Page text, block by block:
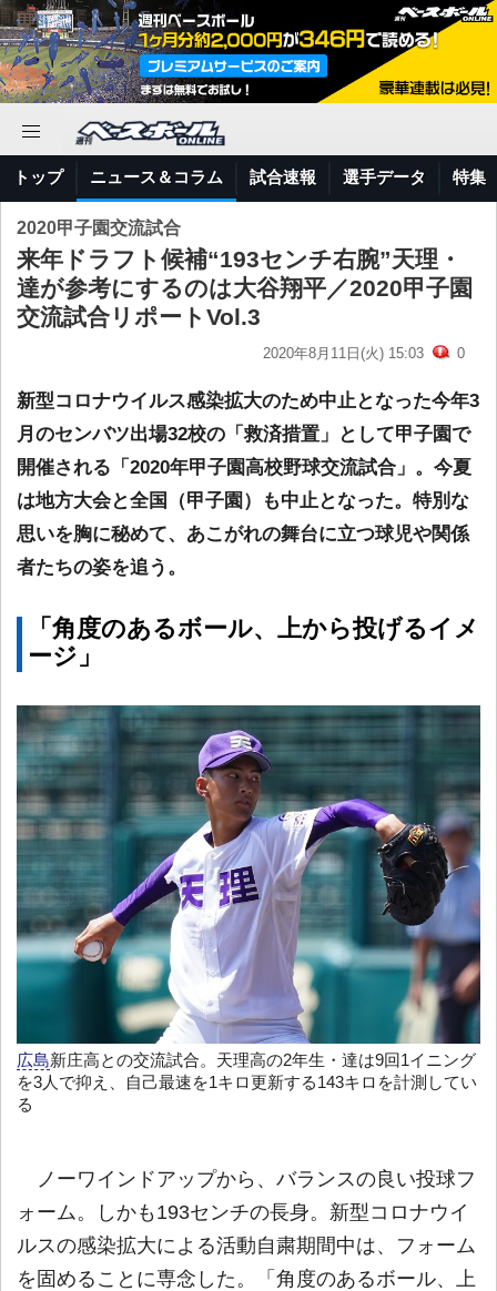
トップ ニュース＆コラム 試合速報 選手データ 特集
2020甲子園交流試合
来年ドラフト候補“193センチ右腕”天理・
達が参考にするのは大谷翔平／2020甲子園
交流試合リポートVol.3
2020年8月11日(火) 15:03 0
新型コロナウイルス感染拡大のため中止となった今年3
月のセンバツ出場32校の「救済措置」として甲子園で
開催される「2020年甲子園高校野球交流試合」。今夏
は地方大会と全国（甲子園）も中止となった。特別な
思いを胸に秘めて、あこがれの舞台に立つ球児や関係
者たちの姿を追う。
「角度のあるボール、上から投げるイメ
ージ」
広島新庄高との交流試合。天理高の2年生・達は9回1イニング
を3人で抑え、自己最速を1キロ更新する143キロを計測してい
る
ノーワインドアップから、バランスの良い投球フ
ォーム。しかも193センチの長身。新型コロナウイ
ルスの感染拡大による活動自粛期間中は、フォーム
を固めることに専念した。「角度のあるボール、上